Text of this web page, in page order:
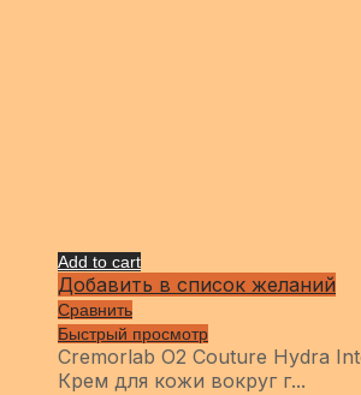
Add to cart
Добавить в список желаний
Сравнить
Быстрый просмотр
Cremorlab O2 Couture Hydra
Крем для кожи вокруг г...